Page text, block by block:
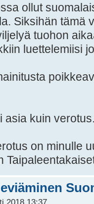
ollut
Siksihän tämä
tuohon
luettelemiisi
asia kuin
on minulle